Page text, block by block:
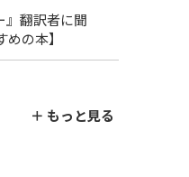
』翻訳者に聞
の本】
＋ もっと見る